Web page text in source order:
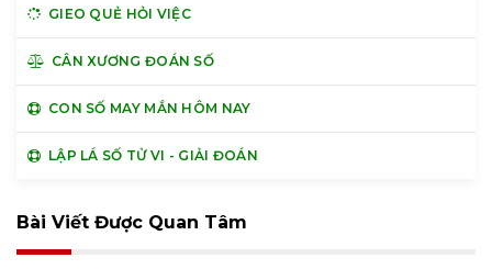
GIEO QUẺ HỎI VIỆC
CÂN XƯƠNG ĐOÁN SỐ
CON SỐ MAY MẮN HÔM NAY
LẬP LÁ SỐ TỬ VI - GIẢI ĐOÁN
Bài Viết Được Quan Tâm